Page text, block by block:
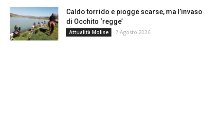
Caldo torrido e piogge scarse, ma l’invaso
di Occhito ‘regge’
Attualità Molise 7 Agosto 2026